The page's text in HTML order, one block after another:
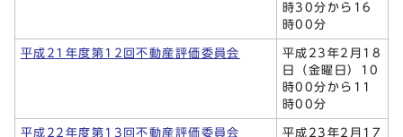
時30分から16
時00分
平成21年度第12回不動産評価委員会
平成23年2月18
日（金曜日）10
時00分から11
時00分
平成22年度第13回不動産評価委員会
平成23年2月17